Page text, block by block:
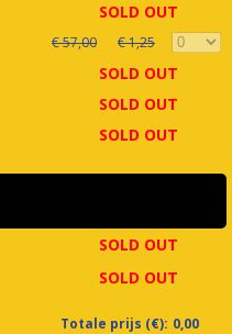
SOLD OUT
€ 57,00 € 1,25
SOLD OUT
SOLD OUT
SOLD OUT
SOLD OUT
SOLD OUT
Totale prijs (€): 0,00